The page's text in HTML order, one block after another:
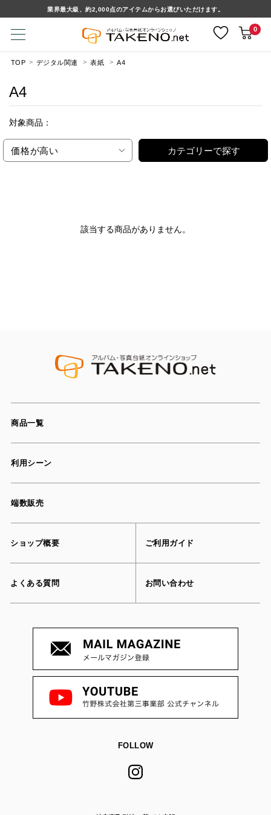
業界最大級、約2,000点のアイテムからお選びいただけます。
0
TOP デジタル関連 表紙 A4
A4
対象商品：
価格が高い カテゴリーで探す
該当する商品がありません。
商品一覧
利用シーン
端数販売
ショップ概要 ご利用ガイド
よくある質問 お問い合わせ
FOLLOW